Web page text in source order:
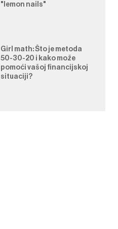
"lemon nails"
Girl math: Što je metoda
50-30-20 i kako može
pomoći vašoj financijskoj
situaciji?